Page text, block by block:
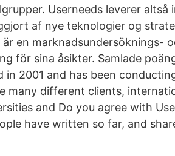
Userneeds leverer altså
af nye teknologier og
en marknadsundersöknings-
för sina åsikter. Samlade
in 2001 and has been
many different clients,
and Do you agree with
have written so far, and